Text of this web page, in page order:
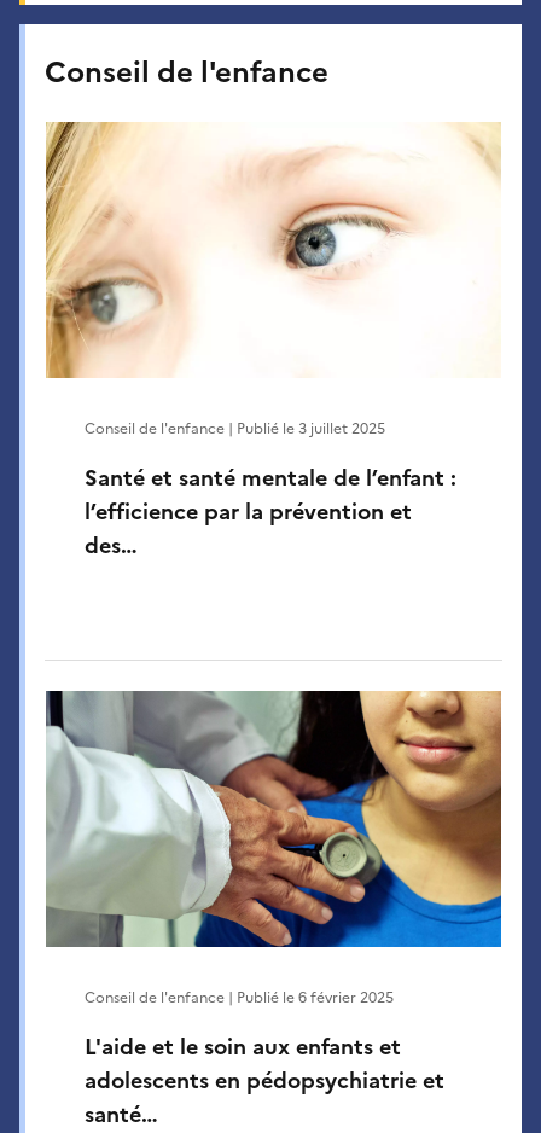
Conseil de l'enfance
Santé et santé mentale de l’enfant :
l’efficience par la prévention et
des…
Conseil de l'enfance | Publié le3 juillet 2025
L'aide et le soin aux enfants et
adolescents en pédopsychiatrie et
santé…
Conseil de l'enfance | Publié le6 février 2025